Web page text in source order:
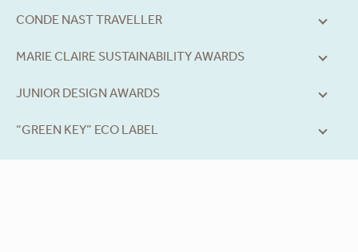
CONDE NAST TRAVELLER
MARIE CLAIRE SUSTAINABILITY AWARDS
JUNIOR DESIGN AWARDS
“GREEN KEY” ECO LABEL